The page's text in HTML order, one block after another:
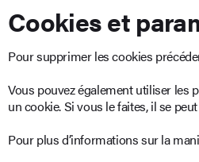
Cookies et
Pour supprimer les cookies
Vous pouvez également utiliser les
un cookie. Si vous le faites, il se
Pour plus d’informations sur la